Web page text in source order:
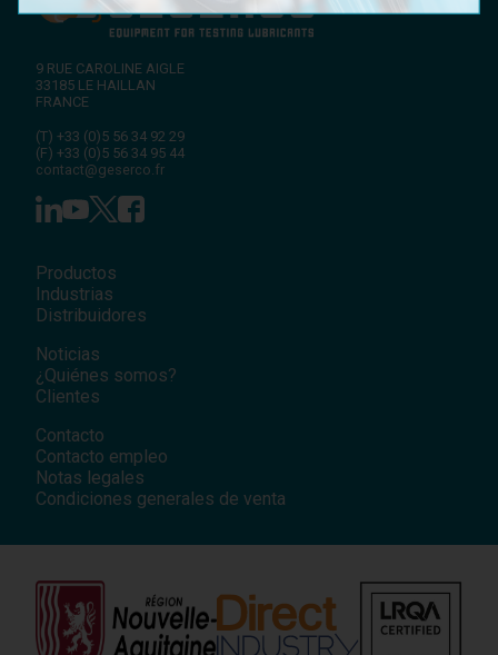
9 RUE CAROLINE AIGLE
33185 LE HAILLAN
FRANCE
(T) +33 (0)5 56 34 92 29
(F) +33 (0)5 56 34 95 44
contact@geserco.fr
Productos
Industrias
Distribuidores
Noticias
¿Quiénes somos?
Clientes
Contacto
Contacto empleo
Notas legales
Condiciones generales de venta